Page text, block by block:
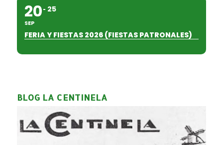
20
SEP
25
FERIA Y FIESTAS 2026 (FIESTAS PATRONALES)
BLOG LA CENTINELA